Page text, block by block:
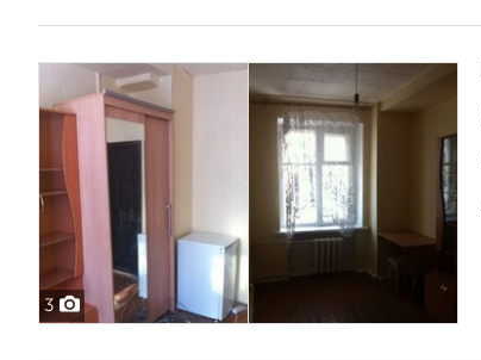
3